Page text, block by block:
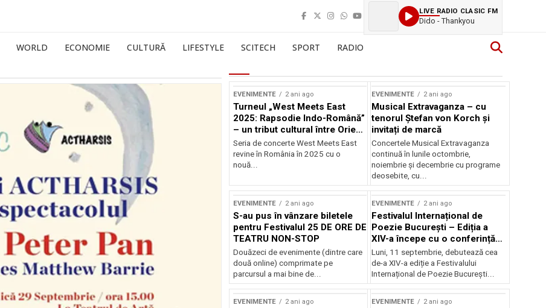
LIVE RADIO CLASIC FM
Dido - Thankyou
WORLD ECONOMIE CULTURĂ LIFESTYLE SCITECH SPORT RADIO
EVENIMENTE 2 ani ago
Turneul „West Meets East
2025: Rapsodie Indo-Română”
– un tribut cultural între Orient
și Occident
Seria de concerte West Meets East
revine în România în 2025 cu o
nouă...
EVENIMENTE 2 ani ago
Musical Extravaganza – cu
tenorul Ștefan von Korch și
invitați de marcă
Concertele Musical Extravaganza
continuă în lunile octombrie,
noiembrie şi decembrie cu programe
deosebite, cu...
EVENIMENTE 2 ani ago
S-au pus în vânzare biletele
pentru Festivalul 25 DE ORE DE
TEATRU NON-STOP
Douăzeci de evenimente (dintre care
două online) comprimate pe
parcursul a mai bine de...
EVENIMENTE 2 ani ago
Festivalul Internațional de
Poezie București – Ediția a
XIV-a începe cu o conferință
despre limba română
susținută de Marco Lucchesi
Luni, 11 septembrie, debutează cea
de-a XIV-a ediție a Festivalului
Internațional de Poezie București...
EVENIMENTE 2 ani ago EVENIMENTE 2 ani ago